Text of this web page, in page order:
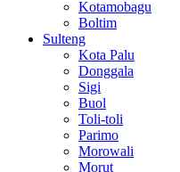
Kotamobagu
Boltim
Sulteng
Kota Palu
Donggala
Sigi
Buol
Toli-toli
Parimo
Morowali
Morut